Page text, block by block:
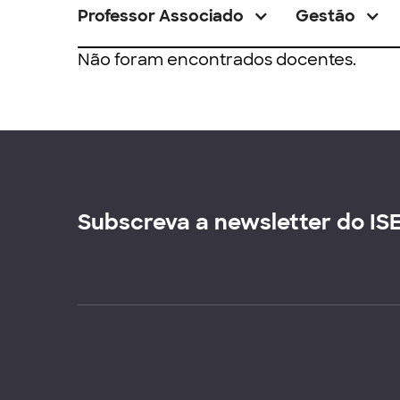
Professor Associado Gestão
Não foram encontrados docentes.
Subscreva a newsletter do